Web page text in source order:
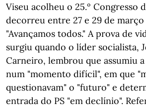
Viseu acolheu o 25.º Congresso
decorreu entre 27 e 29 de
"Avançamos todos." A prova de
surgiu quando o líder socialista,
Carneiro, lembrou que assumiu
num "momento difícil", em que
questionavam" o "futuro" e
entrada do PS "em declínio".